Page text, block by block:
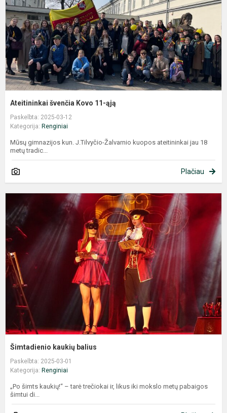
Ateitininkai švenčia Kovo 11-ąją
Paskelbta: 2025-03-12
Kategorija: Renginiai
Mūsų gimnazijos kun. J.Tilvyčio-Žalvarnio kuopos ateitininkai jau 18
metų tradic...
Plačiau
Šimtadienio kaukių balius
Paskelbta: 2025-03-01
Kategorija: Renginiai
„Po šimts kaukių!“ – tarė trečiokai ir, likus iki mokslo metų pabaigos
šimtui di...